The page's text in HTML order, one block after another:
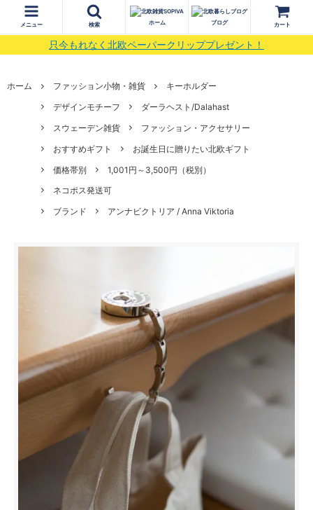
只今もれなく北欧ペーパークリッププレゼント！
メニュー 検索 ホーム ブログ カート
ホーム ファッション小物・雑貨
キーホルダー
デザインモチーフ
ダーラヘスト/Dalahast
スウェーデン雑貨
ファッション・アクセサリー
おすすめギフト
お誕生日に贈りたい北欧ギフト
価格帯別
1,001円～3,500円（税別）
ネコポス発送可
ブランド
アンナビクトリア / Anna Viktoria